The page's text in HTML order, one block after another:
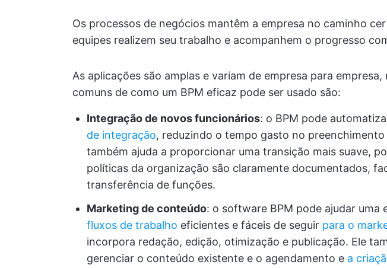
Os processos de negócios mantêm a empresa no caminho
equipes realizem seu trabalho e acompanhem o progresso
As aplicações são amplas e variam de empresa para
comuns de como um BPM eficaz pode ser usado são:
Integração de novos funcionários: o BPM pode
de integração, reduzindo o tempo gasto no
também ajuda a proporcionar uma transição mais suave,
políticas da organização são claramente documentados,
transferência de funções.
Marketing de conteúdo: o software BPM pode ajudar uma
fluxos de trabalho eficientes e fáceis de seguir para o
incorpora redação, edição, otimização e publicação. Ele
gerenciar o conteúdo existente e o agendamento e a